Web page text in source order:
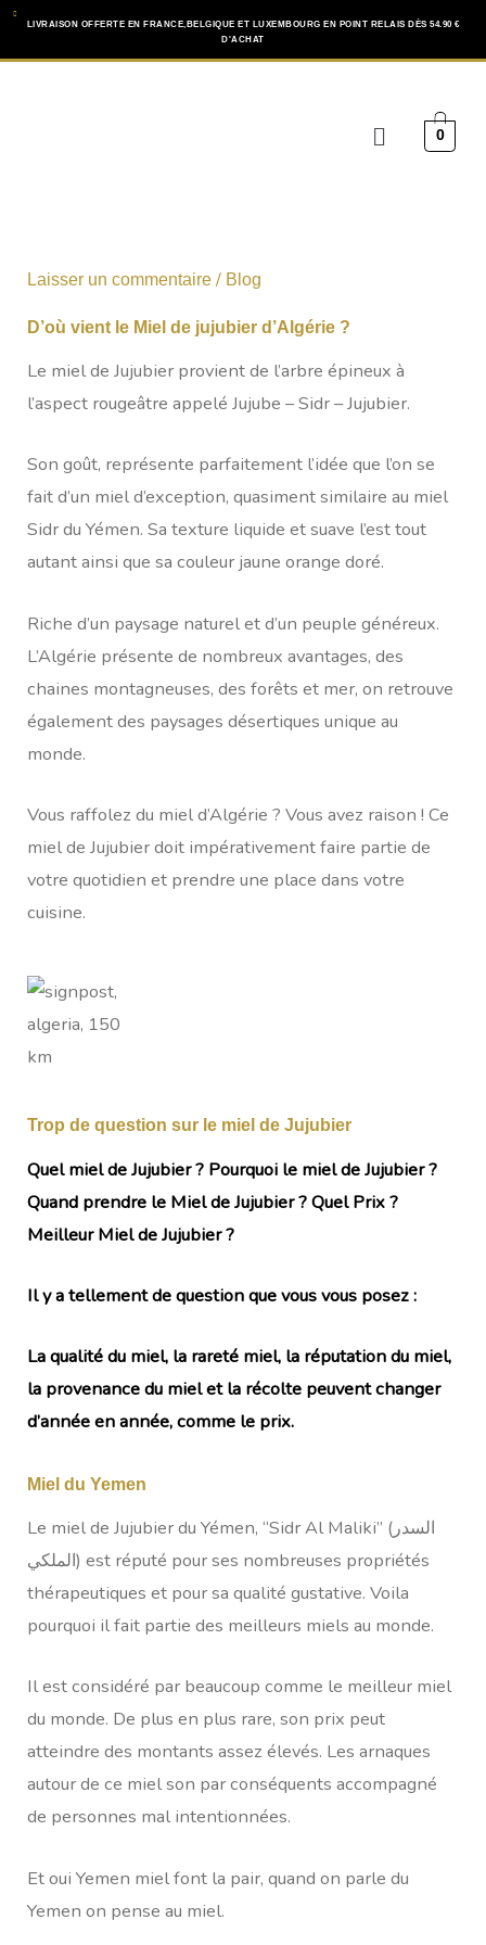
Aller LIVRAISON OFFERTE EN FRANCE,BELGIQUE ET LUXEMBOURG EN POINT RELAIS DÈS 54.90 €
D'ACHAT
Menu 0
Laisser un commentaire / Blog
D’où vient le Miel de jujubier d’Algérie ?
Le miel de Jujubier provient de l’arbre épineux à
l’aspect rougeâtre appelé Jujube – Sidr – Jujubier.
Son goût, représente parfaitement l’idée que l’on se
fait d’un miel d’exception, quasiment similaire au miel
Sidr du Yémen. Sa texture liquide et suave l’est tout
autant ainsi que sa couleur jaune orange doré.
Riche d’un paysage naturel et d’un peuple généreux.
L’Algérie présente de nombreux avantages, des
chaines montagneuses, des forêts et mer, on retrouve
également des paysages désertiques unique au
monde.
Vous raffolez du miel d’Algérie ? Vous avez raison ! Ce
miel de Jujubier doit impérativement faire partie de
votre quotidien et prendre une place dans votre
cuisine.
Trop de question sur le miel de Jujubier
Quel miel de Jujubier ? Pourquoi le miel de Jujubier ?
Quand prendre le Miel de Jujubier ? Quel Prix ?
Meilleur Miel de Jujubier ?
Il y a tellement de question que vous vous posez :
La qualité du miel, la rareté miel, la réputation du miel,
la provenance du miel et la récolte peuvent changer
d’année en année, comme le prix.
Miel du Yemen
Le miel de Jujubier du Yémen, “Sidr Al Maliki” (السدر
الملكي) est réputé pour ses nombreuses propriétés
thérapeutiques et pour sa qualité gustative. Voila
pourquoi il fait partie des meilleurs miels au monde.
Il est considéré par beaucoup comme le meilleur miel
du monde. De plus en plus rare, son prix peut
atteindre des montants assez élevés. Les arnaques
autour de ce miel son par conséquents accompagné
de personnes mal intentionnées.
Et oui Yemen miel font la pair, quand on parle du
Yemen on pense au miel.